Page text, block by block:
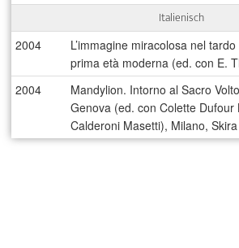
Italienisch
2004
L’immagine miracolosa nel
prima età moderna (ed. con E.
2004
Mandylion. Intorno al Sacro
Genova (ed. con Colette Dufour
Calderoni Masetti), Milano, Skira